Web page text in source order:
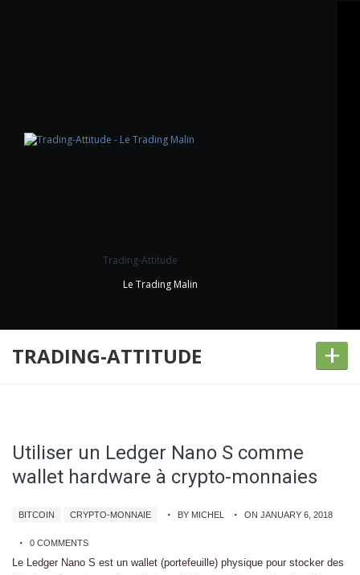
Trading-Attitude
Le Trading Malin
TRADING-ATTITUDE +
Utiliser un Ledger Nano S comme
wallet hardware à crypto-monnaies
BITCOIN CRYPTO-MONNAIE BY MICHEL ON JANUARY 6, 2018
0 COMMENTS
Le Ledger Nano S est un wallet (portefeuille) physique pour stocker des